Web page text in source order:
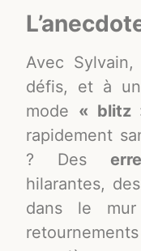
Avec
défis, et à
mode « blitz
rapidement
? Des
hilarantes,
dans le